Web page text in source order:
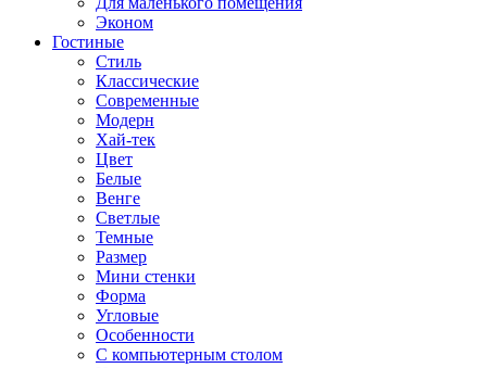
Эконом
Гостиные
Стиль
Классические
Современные
Модерн
Хай-тек
Цвет
Белые
Венге
Светлые
Темные
Размер
Мини стенки
Форма
Угловые
Особенности
С компьютерным столом